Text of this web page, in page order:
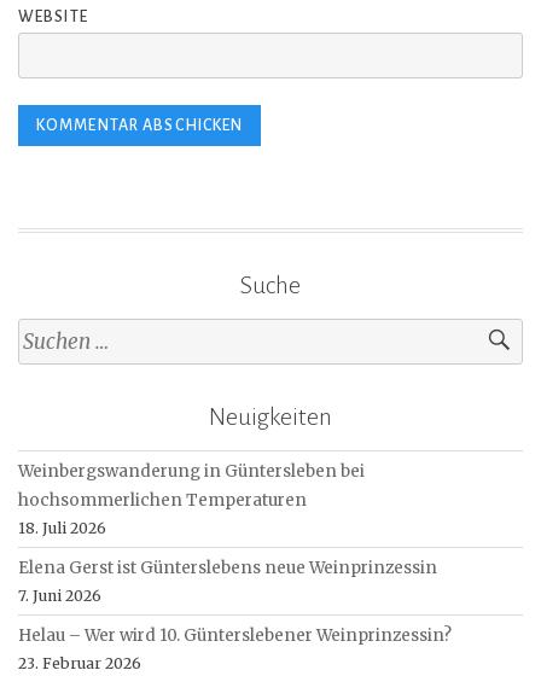
WEBSITE
Suche
Suche
nach:
Neuigkeiten
Weinbergswanderung in Güntersleben bei
hochsommerlichen Temperaturen
18. Juli 2026
Elena Gerst ist Günterslebens neue Weinprinzessin
7. Juni 2026
Helau – Wer wird 10. Günterslebener Weinprinzessin?
23. Februar 2026